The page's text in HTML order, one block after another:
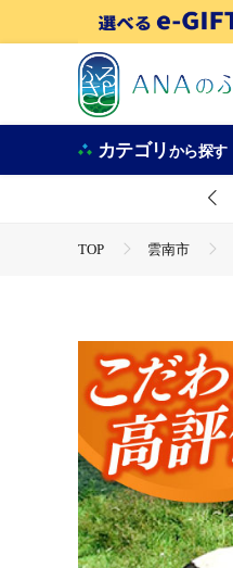
カテゴリから探す
TOP 雲南市